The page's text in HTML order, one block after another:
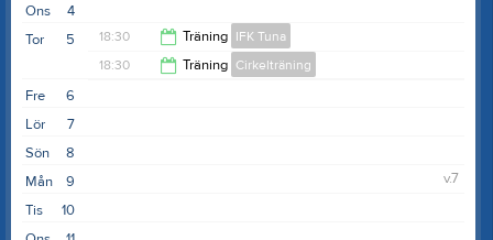
4
Ons
5
Tor 18:30 Träning IFK Tuna
18:30 Träning Cirkelträning
6
Fre
7
Lör
8
Sön
9
Mån
v.7
10
Tis